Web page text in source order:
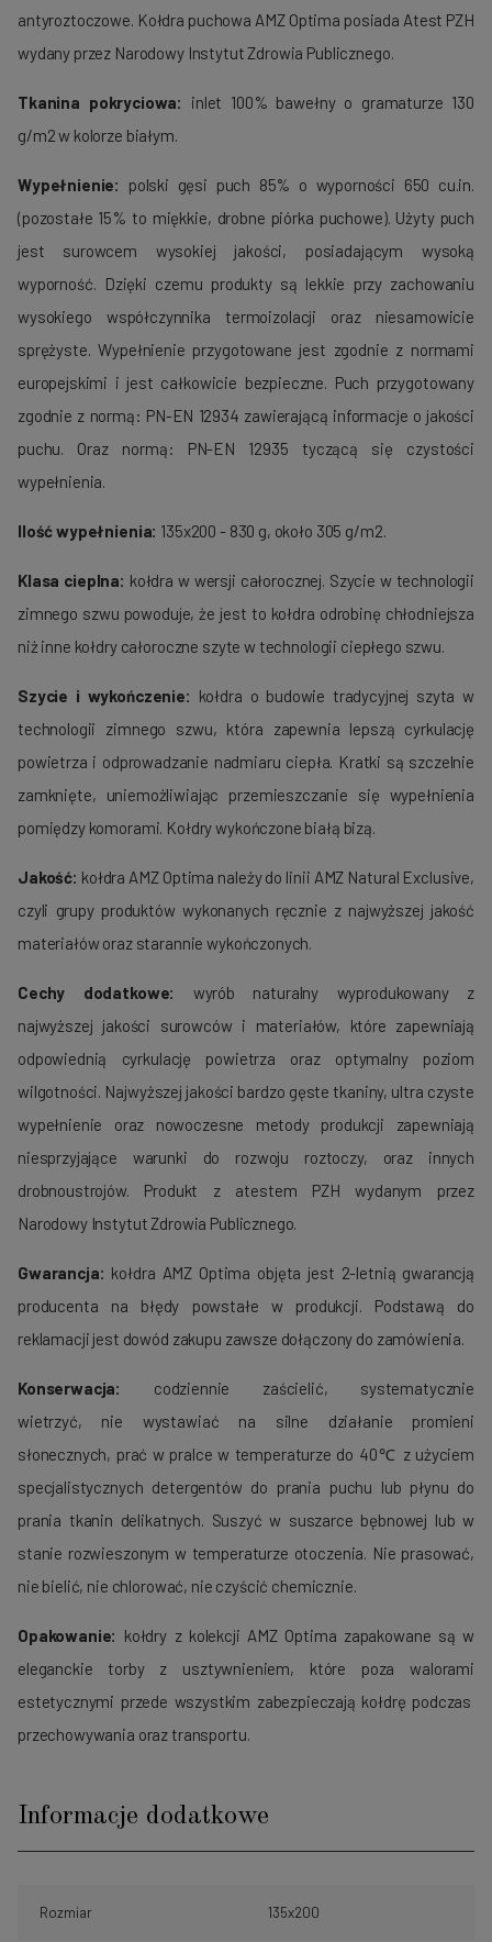
antyroztoczowe. Kołdra puchowa AMZ Optima posiada Atest PZH
wydany przez Narodowy Instytut Zdrowia Publicznego.
Tkanina pokryciowa:
inlet 100% bawełny o gramaturze 130
g/m2 w kolorze białym.
Wypełnienie:
polski gęsi puch 85% o wyporności 650 cu.in.
(pozostałe 15% to miękkie, drobne piórka puchowe). Użyty puch
jest surowcem wysokiej jakości, posiadającym wysoką
wyporność. Dzięki czemu produkty są lekkie przy zachowaniu
wysokiego współczynnika termoizolacji oraz niesamowicie
sprężyste. Wypełnienie przygotowane jest zgodnie z normami
europejskimi i jest całkowicie bezpieczne. Puch przygotowany
zgodnie z normą: PN-EN 12934 zawierającą informacje o jakości
puchu. Oraz normą: PN-EN 12935 tyczącą się czystości
wypełnienia.
Ilość wypełnienia: 135x200 - 830 g, około 305 g/m2.
Klasa cieplna: kołdra w wersji całorocznej. Szycie w technologii
zimnego szwu powoduje, że jest to kołdra odrobinę chłodniejsza
niż inne kołdry całoroczne szyte w technologii ciepłego szwu.
Szycie i wykończenie: kołdra o budowie tradycyjnej szyta w
technologii zimnego szwu, która zapewnia lepszą cyrkulację
powietrza i odprowadzanie nadmiaru ciepła. Kratki są szczelnie
zamknięte, uniemożliwiając przemieszczanie się wypełnienia
pomiędzy komorami. Kołdry wykończone białą bizą.
Jakość: kołdra AMZ Optima należy do linii AMZ Natural Exclusive,
czyli grupy produktów wykonanych ręcznie z najwyższej jakość
materiałów oraz starannie wykończonych.
Cechy dodatkowe:
wyrób naturalny wyprodukowany z
najwyższej jakości surowców i materiałów, które zapewniają
odpowiednią cyrkulację powietrza oraz optymalny poziom
wilgotności. Najwyższej jakości bardzo gęste tkaniny, ultra czyste
wypełnienie oraz nowoczesne metody produkcji zapewniają
niesprzyjające warunki do rozwoju roztoczy, oraz innych
drobnoustrojów. Produkt z atestem PZH wydanym przez
Narodowy Instytut Zdrowia Publicznego.
Gwarancja: kołdra AMZ Optima objęta jest 2-letnią gwarancją
producenta na błędy powstałe w produkcji. Podstawą do
reklamacji jest dowód zakupu zawsze dołączony do zamówienia.
Konserwacja:
codziennie zaścielić, systematycznie
wietrzyć, nie wystawiać na silne działanie promieni
słonecznych, prać w pralce w temperaturze do 40℃ z użyciem
specjalistycznych detergentów do prania puchu lub płynu do
prania tkanin delikatnych. Suszyć w suszarce bębnowej lub w
stanie rozwieszonym w temperaturze otoczenia. Nie prasować,
nie bielić, nie chlorować, nie czyścić chemicznie.
Opakowanie: kołdry z kolekcji AMZ Optima zapakowane są w
eleganckie torby z usztywnieniem, które poza walorami
estetycznymi przede wszystkim zabezpieczają kołdrę podczas
przechowywania oraz transportu.
Informacje dodatkowe
Rozmiar 135x200